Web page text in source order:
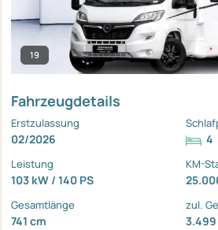
19
Fahrzeugdetails
Erstzulassung
02/2026 4
Leistung
103 kW / 140 PS
KM-
Gesamtlänge
741 cm
zul.